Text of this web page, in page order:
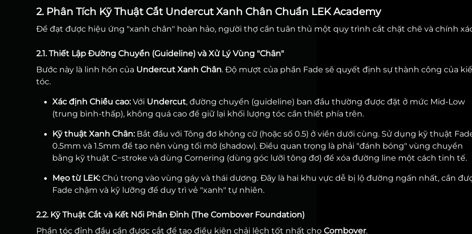
2. Phân Tích Kỹ Thuật Cắt Undercut Xanh Chân Chuẩn LEK Academy
Để đạt được hiệu ứng "xanh chân" hoàn hảo, người thợ cần tuân thủ một quy trình cắt chặt chẽ và chính
2.1. Thiết Lập Đường Chuyển (Guideline) và Xử Lý Vùng "Chân"
Bước này là linh hồn của Undercut Xanh Chân. Độ mượt của phần Fade sẽ quyết định sự thành công của
tóc.
Xác định Chiều cao:Với Undercut, đường chuyển (guideline) ban đầu thường được đặt ở mức Mid-Low
(trung bình-thấp), không quá cao để giữ lại khối lượng tóc cần thiết phía trên.
Kỹ thuật Xanh Chân:Bắt đầu với Tông đơ không cữ (hoặc số 0.5) ở viền dưới cùng. Sử dụng kỹ thuật
0.5mm và 1.5mm để tạo nên vùng tối mờ (shadow). Điều quan trọng là phải "đánh bóng" vùng chuyển
bằng kỹ thuật C−stroke và dùng Cornering (dùng góc lưỡi tông đơ) để xóa đường line một cách tinh tế.
Mẹo từ LEK:Chú trọng vào vùng gáy và thái dương. Đây là hai khu vực dễ bị lộ đường ngấn nhất, cần
Fade chậm và kỹ lưỡng để duy trì vẻ "xanh" tự nhiên.
2.2. Kỹ Thuật Cắt và Kết Nối Phần Đỉnh (The Combover Foundation)
Phần tóc đỉnh đầu cần được cắt để tạo điều kiện chải lệch tốt nhất cho Combover.